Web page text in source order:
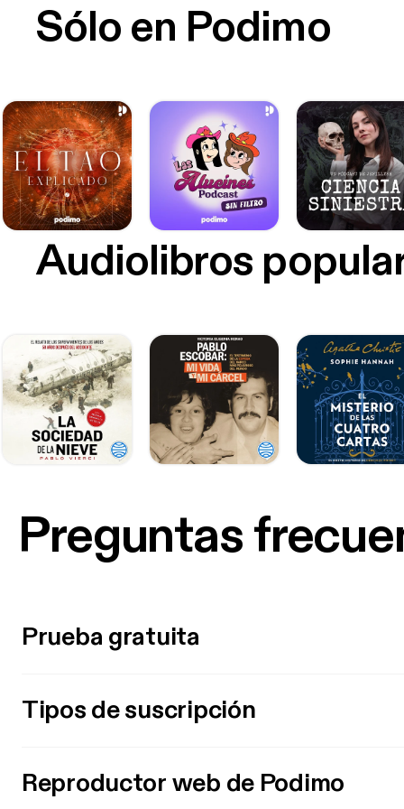
Sólo en Podimo
Audiolibros
Preguntas
Prueba gratuita
Tipos de suscripción
Reproductor web de Podimo